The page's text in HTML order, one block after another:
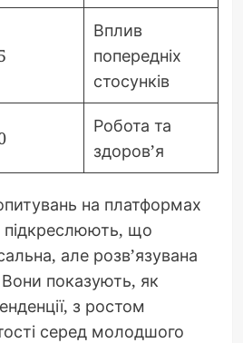
Вплив
попередніх
стосунків
Робота та
здоров’я
опитувань на платформах
підкреслюють, що
але розв’язувана
показують, як
з ростом
серед молодшого